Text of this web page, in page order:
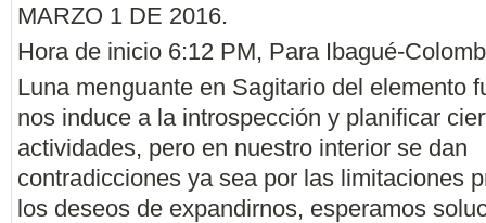
MARZO 1 DE 2016.
Hora de inicio 6:12 PM, Para Ibagué-
Luna menguante en Sagitario del elemento
nos induce a la introspección y planificar
actividades, pero en nuestro interior se dan
contradicciones ya sea por las limitaciones
los deseos de expandirnos, esperamos